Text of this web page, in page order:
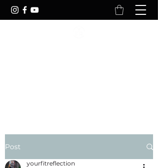
Post
yourfitreflection